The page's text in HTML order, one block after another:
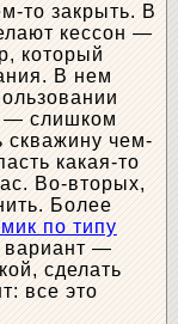
то закрыть. В
кессон —
который
В нем
— слишком
скважину чем-
какая-то
Во-вторых,
Более
по типу
—
сделать
все это